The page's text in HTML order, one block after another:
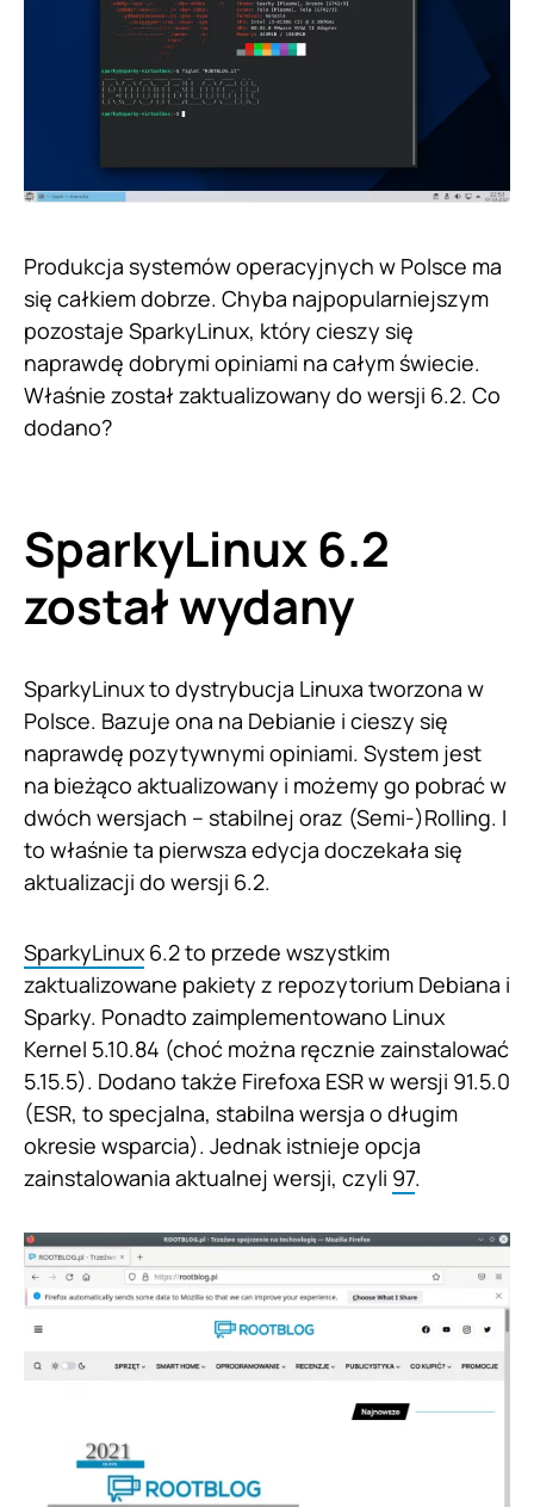
Produkcja systemów operacyjnych w Polsce ma
się całkiem dobrze. Chyba najpopularniejszym
pozostaje SparkyLinux, który cieszy się
naprawdę dobrymi opiniami na całym świecie.
Właśnie został zaktualizowany do wersji 6.2. Co
dodano?
SparkyLinux 6.2
został wydany
SparkyLinux to dystrybucja Linuxa tworzona w
Polsce. Bazuje ona na Debianie i cieszy się
naprawdę pozytywnymi opiniami. System jest
na bieżąco aktualizowany i możemy go pobrać w
dwóch wersjach – stabilnej oraz (Semi-)Rolling. I
to właśnie ta pierwsza edycja doczekała się
aktualizacji do wersji 6.2.
SparkyLinux 6.2 to przede wszystkim
zaktualizowane pakiety z repozytorium Debiana i
Sparky. Ponadto zaimplementowano Linux
Kernel 5.10.84 (choć można ręcznie zainstalować
5.15.5). Dodano także Firefoxa ESR w wersji 91.5.0
(ESR, to specjalna, stabilna wersja o długim
okresie wsparcia). Jednak istnieje opcja
zainstalowania aktualnej wersji, czyli 97.